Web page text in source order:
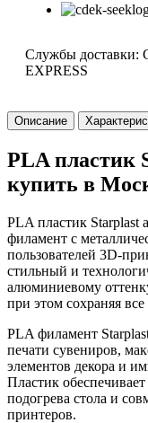
Службы
EXPRESS
Описание
PLA пластик
купить в
PLA пластик
филамент с
пользователей 3D-
стильный и
алюминиевому
при этом сохраняя
PLA филамент
печати сувениров,
элементов декора и
Пластик
подогрева стола и
принтеров.